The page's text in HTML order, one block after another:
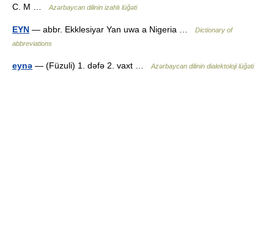
C. M …
Azərbaycan dilinin izahlı lüğəti
EYN — abbr. Ekklesiyar Yan uwa a Nigeria …
Dictionary of
abbreviations
eynə — (Füzuli) 1. dəfə 2. vaxt … Azərbaycan dilinin dialektoloji lüğəti